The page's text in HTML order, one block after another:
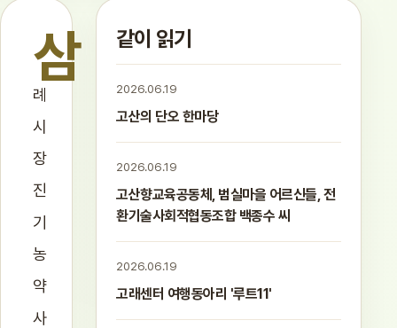
삼
례
시
장
진
기
농
약
사
같이 읽기
2026.06.19
고산의 단오 한마당
2026.06.19
고산향교육공동체, 범실마을 어르신들, 전
환기술사회적협동조합 백종수 씨
2026.06.19
고래센터 여행동아리 '루트11'